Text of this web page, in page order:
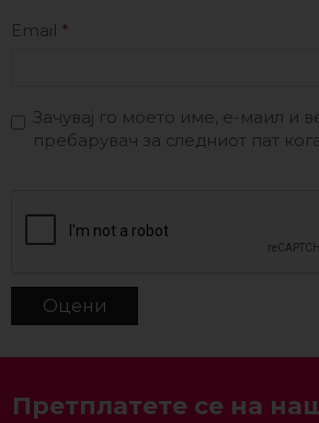
Email *
Зачувај го моето име, е-маил и
пребарувач за следниот пат
Претплатете се на